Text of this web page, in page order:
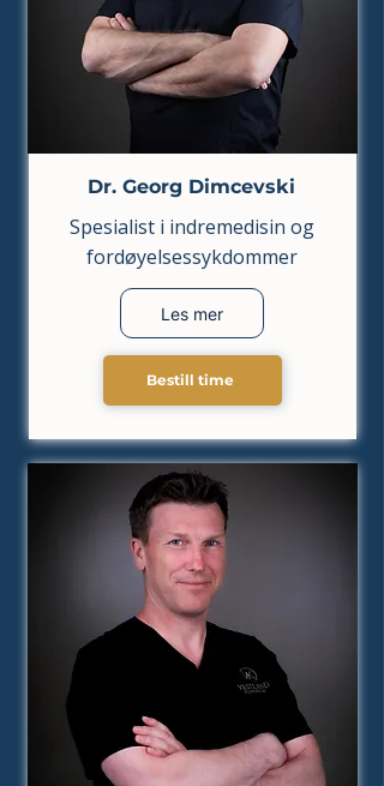
Dr. Georg Dimcevski
Spesialist i indremedisin og
fordøyelsessykdommer
Les mer
Bestill time